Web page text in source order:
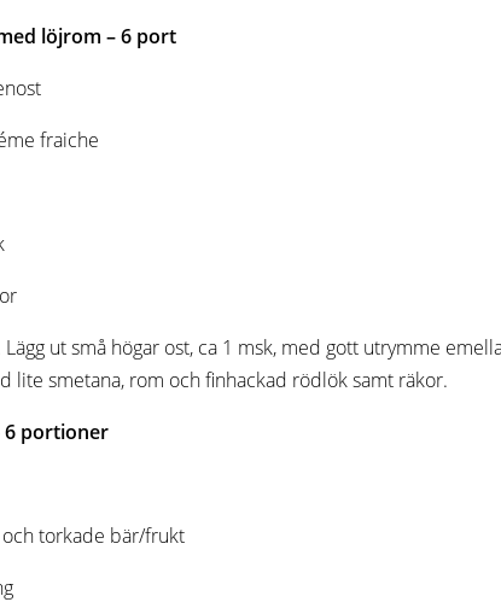
löjrom –6 port
fraiche
Lägg ut små högar ost, ca 1 msk, med gott utrymme
lite smetana, rom och finhackad rödlök samt räkor.
portioner
torkade bär/frukt